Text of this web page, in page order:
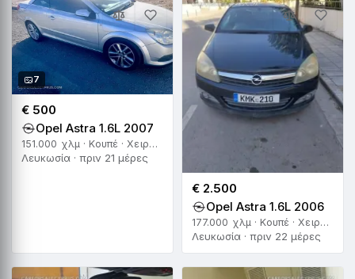
7
€ 500
Opel Astra 1.6L 2007
151.000 χλμ · Κουπέ · Χειροκίνητο
Λευκωσία · πριν 21 μέρες
€ 2.500
Opel Astra 1.6L 2006
177.000 χλμ · Κουπέ · Χειροκίνητο
Λευκωσία · πριν 22 μέρες